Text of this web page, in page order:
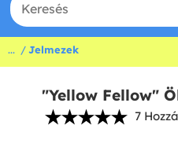
... Jelmezek
"Yellow Fellow"
7